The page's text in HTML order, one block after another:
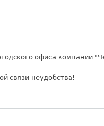
офиса компании
связи неудобства!